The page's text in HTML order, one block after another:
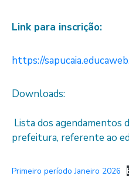
Link para inscrição:
https://
Downloads:
Lista dos agendamentos
prefeitura, referente ao
Primeiro período Janeiro 2026